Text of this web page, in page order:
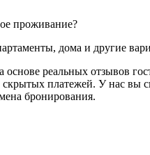
проживание?
дома и другие
реальных отзывов
платежей. У нас вы
бронирования.